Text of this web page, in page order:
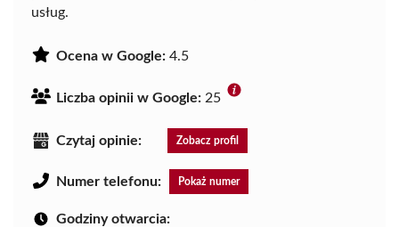
usług.
Ocena w Google: 4.5
Liczba opinii w Google: 25
Czytaj opinie: Zobacz profil
Numer telefonu: Pokaż numer
Godziny otwarcia: